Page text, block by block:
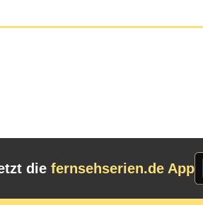
die fernsehserien.de App